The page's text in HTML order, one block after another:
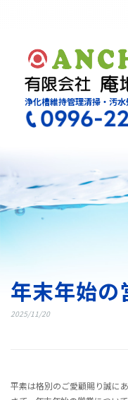
浄化槽維持管理清掃・汚
年末年始の
2025/11/20
平素は格別のご愛顧賜り誠に